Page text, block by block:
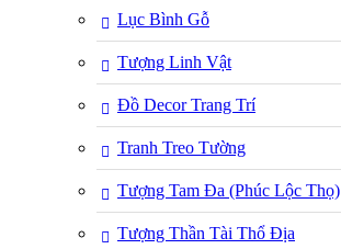
Lục Bình Gỗ
Tượng Linh Vật
Đồ Decor Trang Trí
Tranh Treo Tường
Tượng Tam Đa (Phúc Lộc Thọ)
Tượng Thần Tài Thổ Địa